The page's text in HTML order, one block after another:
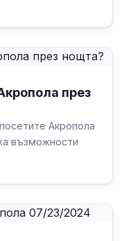
през
Акропола
възможности